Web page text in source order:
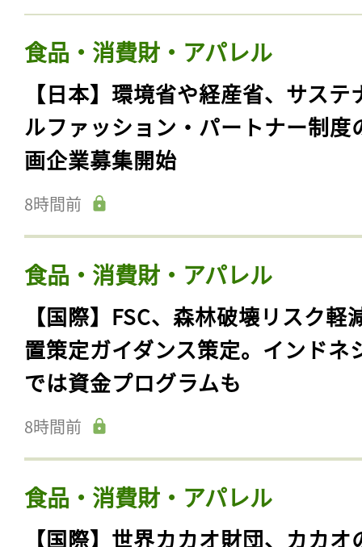
食品・消費財・アパレル
【日本】環境省や経産省、サステ
ルファッション・パートナー制度
画企業募集開始
8時間前
食品・消費財・アパレル
【国際】FSC、森林破壊リスク軽
置策定ガイダンス策定。インドネ
では資金プログラムも
8時間前
食品・消費財・アパレル
【国際】世界カカオ財団、カカオ